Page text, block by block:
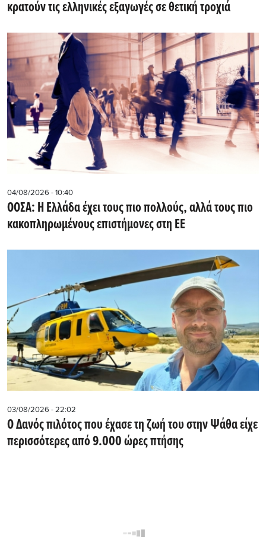
κρατούν τις ελληνικές εξαγωγές σε θετική τροχιά
04/08/2026 - 10:40
ΟΟΣΑ: Η Ελλάδα έχει τους πιο πολλούς, αλλά τους πιο
κακοπληρωμένους επιστήμονες στη ΕΕ
03/08/2026 - 22:02
Ο Δανός πιλότος που έχασε τη ζωή του στην Ψάθα είχε
περισσότερες από 9.000 ώρες πτήσης